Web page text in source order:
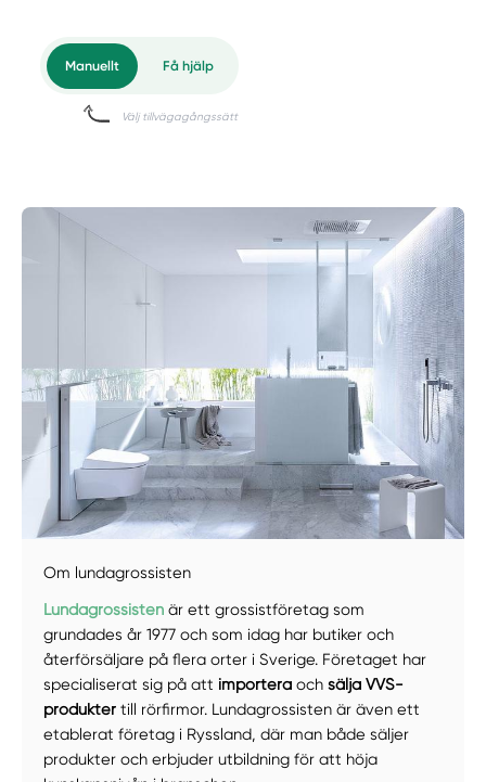
Manuellt Få hjälp
Om lundagrossisten
Lundagrossistenär ett grossistföretag som
grundades år 1977 och som idag har butiker och
återförsäljare på flera orter i Sverige. Företaget har
specialiserat sig på att importeraochsälja VVS-
produktertill rörfirmor. Lundagrossisten är även ett
etablerat företag i Ryssland, där man både säljer
produkter och erbjuder utbildning för att höja